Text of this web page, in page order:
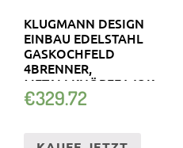
KLUGMANN DESIGN
EINBAU EDELSTAHL
GASKOCHFELD
4BRENNER,
METALLKNÖPFE WOK
4KW + AUFSATZ
€329.72